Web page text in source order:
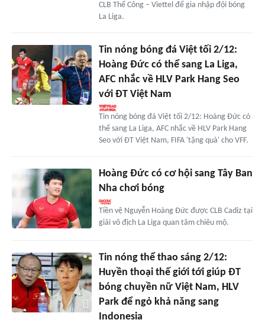
CLB Thể Công – Viettel để gia nhập đội bóng
La Liga.
Tin nóng bóng đá Việt tối 2/12:
Hoàng Đức có thể sang La Liga,
AFC nhắc về HLV Park Hang Seo
với ĐT Việt Nam
Tin nóng bóng đá Việt tối 2/12: Hoàng Đức có
thể sang La Liga, AFC nhắc về HLV Park Hang
Seo với ĐT Việt Nam, FIFA 'tặng quà' cho VFF.
Hoàng Đức có cơ hội sang Tây Ban
Nha chơi bóng
Tiền vệ Nguyễn Hoàng Đức được CLB Cadiz tại
giải vô địch La Liga quan tâm chiêu mộ.
Tin nóng thể thao sáng 2/12:
Huyền thoại thế giới tới giúp ĐT
bóng chuyền nữ Việt Nam, HLV
Park để ngỏ khả năng sang
Indonesia